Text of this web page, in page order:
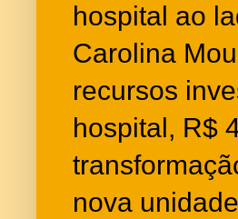
hospital ao
Carolina
recursos
hospital, R$
nova